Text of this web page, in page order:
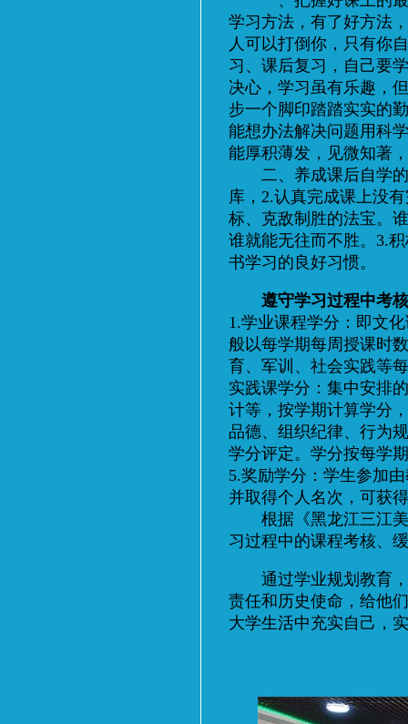
学习方法，有了好方法
人可以打倒你，只有你
习、课后复习，自己要
决心，学习虽有乐趣，
步一个脚印踏踏实实的
能想办法解决问题用科
能厚积薄发，见微知著
二、养成课后自学的
库，2.认真完成课上没
标、克敌制胜的法宝。
谁就能无往而不胜。3.
书学习的良好习惯。
遵守学习过程中考
1.学业课程学分：即文
般以每学期每周授课时
育、军训、社会实践等
实践课学分：集中安排
计等，按学期计算学分
品德、组织纪律、行为
学分评定。学分按每学
5.奖励学分：学生参加
并取得个人名次，可获
根据《黑龙江三江美
习过程中的课程考核、
通过学业规划教育，
责任和历史使命，给他
大学生活中充实自己，